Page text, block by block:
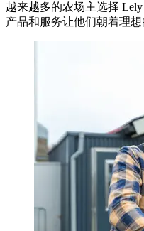
越来越多的农场主选择
产品和服务让他们朝着理想